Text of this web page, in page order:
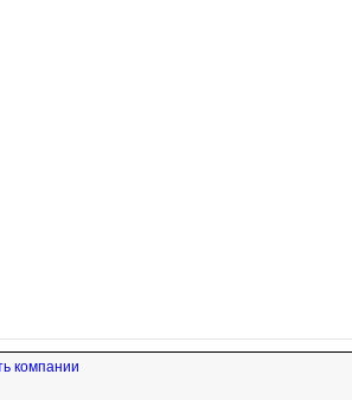
компании